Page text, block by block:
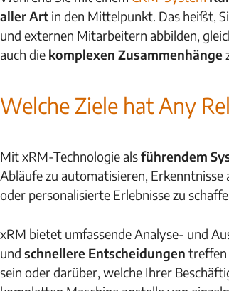
aller Art in den Mittelpunkt. Das heißt,
und externen Mitarbeitern abbilden,
auch die komplexen Zusammenhänge
Welche Ziele hat Any
Mit xRM-Technologie alsführendem
Abläufe zu automatisieren,
oder personalisierte Erlebnisse zu
xRM bietet umfassende Analyse- und
und schnellere Entscheidungen treffen
sein oder darüber, welche Ihrer